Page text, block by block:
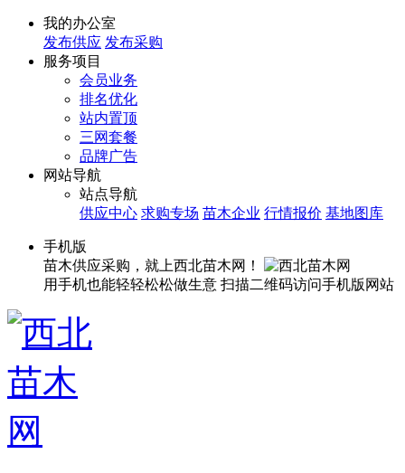
我的办公室
发布供应 发布采购
服务项目
会员业务
排名优化
站内置顶
三网套餐
品牌广告
网站导航
站点导航
供应中心 求购专场 苗木企业 行情报价 基地图库
手机版
苗木供应采购，就上西北苗木网！
用手机也能轻轻松松做生意 扫描二维码访问手机版网站